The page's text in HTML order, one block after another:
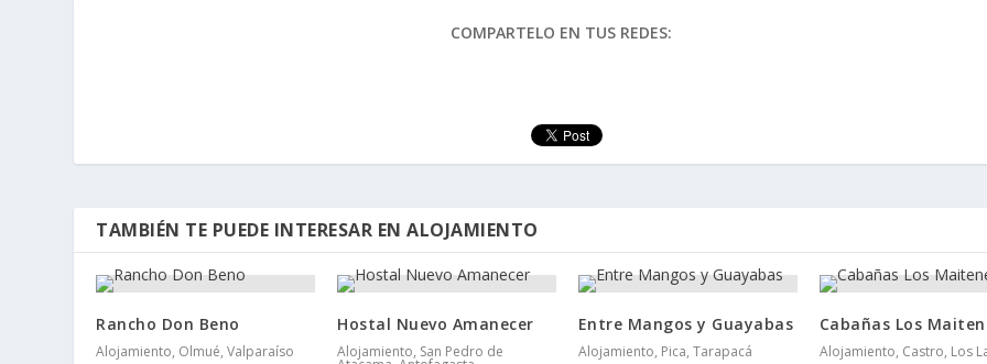
COMPARTELO EN TUS REDES:
TAMBIÉN TE PUEDE INTERESAR EN ALOJAMIENTO
Rancho Don Beno
Alojamiento, Olmué, Valparaíso
Hostal Nuevo Amanecer
Alojamiento, San Pedro de
Entre Mangos y Guayabas
Alojamiento, Pica, Tarapacá
Cabañas Los
Alojamiento, Castro, Los